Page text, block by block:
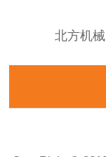
北方机械